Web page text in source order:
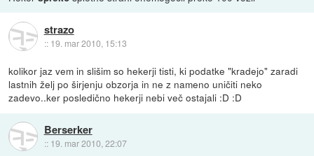
strazo
:: 19. mar 2010, 15:13
kolikor jaz vem in slišim so hekerji tisti, ki podatke "kradejo" zaradi
lastnih želj po širjenju obzorja in ne z nameno uničiti neko
zadevo..ker posledično hekerji nebi več ostajali :D :D
Berserker
:: 19. mar 2010, 22:07